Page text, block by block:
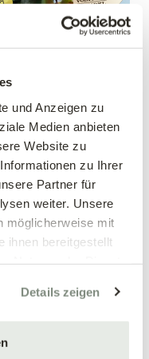
und Anzeigen zu
Medien anbieten
Website zu
zu Ihrer
Partner für
weiter. Unsere
möglicherweise mit
ihnen bereitgestellt
Details zeigen
'Red Topaz'®
domestica 'Red Topaz'®
39,90 €
Varianten verfügbar!